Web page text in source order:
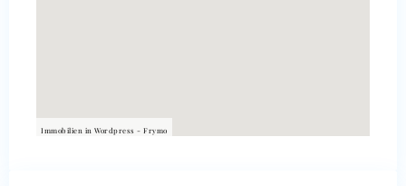
Immobilien in Wordpress - Frymo